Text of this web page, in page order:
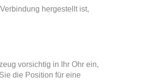
hergestellt ist,
vorsichtig in Ihr Ohr ein,
die Position für eine